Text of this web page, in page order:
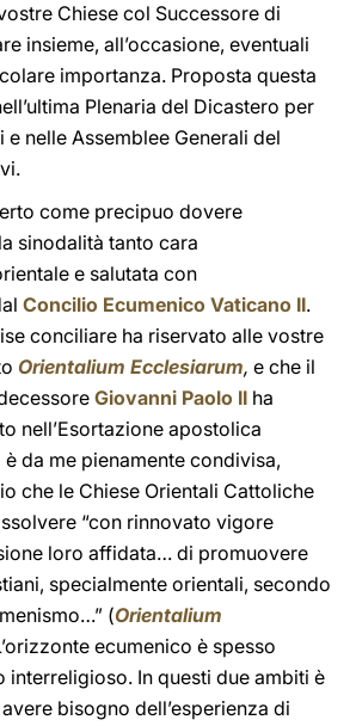
Chiese col Successore di
insieme, all’occasione, eventuali
importanza. Proposta questa
Plenaria del Dicastero per
e nelle Assemblee Generali del
come precipuo dovere
sinodalità tanto cara
e salutata con
Concilio Ecumenico Vaticano II.
conciliare ha riservato alle vostre
Orientalium Ecclesiarum, e che il
Giovanni Paolo II ha
nell’Esortazione apostolica
è da me pienamente condivisa,
che le Chiese Orientali Cattoliche
“con rinnovato vigore
loro affidata… di promuovere
specialmente orientali, secondo
(Orientalium
ecumenico è spesso
interreligioso. In questi due ambiti è
bisogno dell’esperienza di